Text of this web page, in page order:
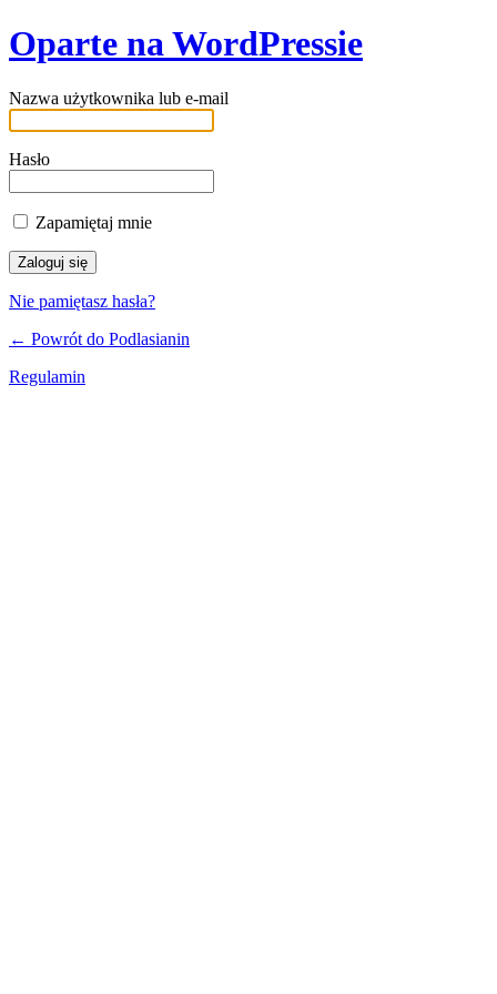
Oparte na WordPressie
Nazwa użytkownika lub e-mail
Hasło
Zapamiętaj mnie
Nie pamiętasz hasła?
← Powrót do Podlasianin
Regulamin